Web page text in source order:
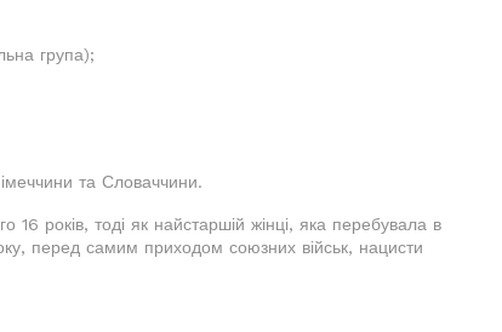
група);
та Словаччини.
16 років, тоді як найстаршій жінці, яка перебувала в
перед самим приходом союзних військ, нацисти